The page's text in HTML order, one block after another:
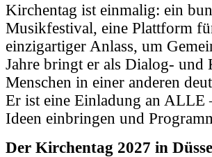
Kirchentag ist einmalig: ein
Musikfestival, eine Plattform
einzigartiger Anlass, um
Jahre bringt er als Dialog- und
Menschen in einer anderen
Er ist eine Einladung an
Ideen einbringen und
Der Kirchentag 2027 in